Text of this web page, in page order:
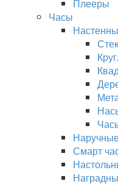
Плееры
Часы
Смарт